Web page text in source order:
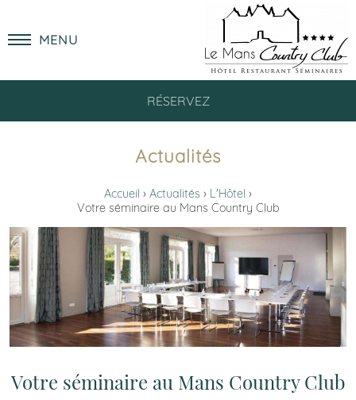
RÉSERVEZ
MENU
Actualités
Accueil Actualités
L'Hôtel
Votre séminaire au Mans Country Club
Votre séminaire au Mans Country Club